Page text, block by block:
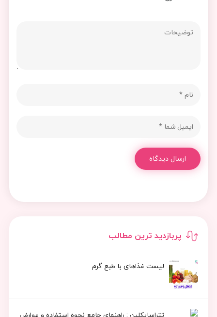
پربازدید ترین مطالب
لیست غذاهای با طبع گرم
ارسال دیدگاه